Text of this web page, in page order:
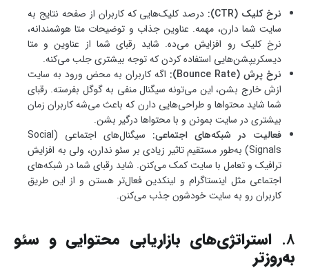
نرخ کلیک (CTR):
درصد کلیک‌هایی که کاربران از صفحه نتایج به
سایت شما دارن، مهمه. عناوین جذاب و توضیحات متا هوشمندانه،
نرخ کلیک رو افزایش می‌ده. شاید رقبای شما از عناوین و متا
دیسکریپشن‌هایی استفاده کردن که توجه بیشتری جلب می‌کنه.
نرخ پرش (Bounce Rate):
اگه کاربران به محض ورود به سایت
ازش خارج بشن، این می‌تونه سیگنال منفی به گوگل بفرسته. رقبای
شما شاید محتواها و طراحی‌هایی دارن که باعث می‌شه کاربران زمان
بیشتری در سایت بمونن و با محتواها درگیر بشن.
فعالیت در شبکه‌های اجتماعی:
سیگنال‌های اجتماعی (Social
Signals) به‌طور مستقیم تاثیر زیادی بر سئو ندارن، ولی به افزایش
ترافیک و تعامل با سایت کمک می‌کنن. شاید رقبای شما در شبکه‌های
اجتماعی مثل اینستاگرام و لینکدین فعال‌تر هستن و از این طریق
کاربران رو به سایت خودشون جذب می‌کنن.
8. استراتژی‌های بازاریابی محتوایی و سئو
به‌روزتر